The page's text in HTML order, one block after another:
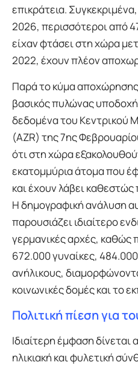
επικράτεια.
2026, περισσότεροι από
είχαν φτάσει στη χώρα
2022, έχουν πλέον
Παρά το κύμα
βασικός πυλώνας
δεδομένα του
(AZR) της 7ης
ότι στη χώρα
εκατομμύρια άτομα που
και έχουν λάβει
Η δημογραφική ανάλυση
παρουσιάζει ιδιαίτερο
γερμανικές αρχές, καθώς
672.000 γυναίκες,
ανήλικους,
κοινωνικές δομές και το
Πολιτική πίεση για
Ιδιαίτερη έμφαση
ηλικιακή και φυλετική